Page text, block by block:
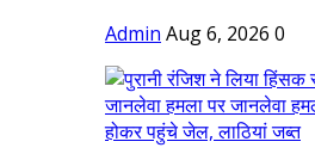
Admin Aug 6, 2026 0